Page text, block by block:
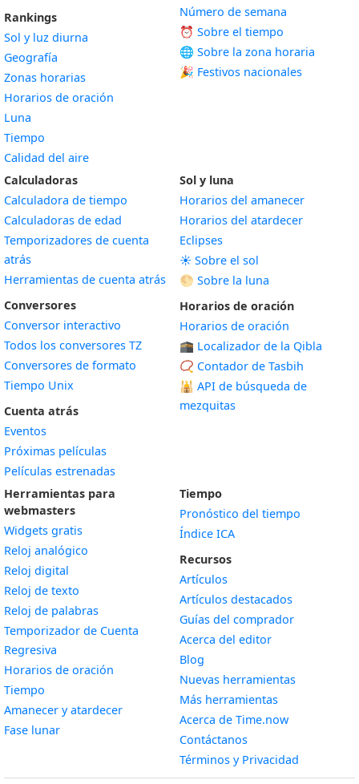
Rankings
Sol y luz diurna
Geografía
Zonas horarias
Horarios de oración
Luna
Tiempo
Calidad del aire
Número de semana
⏰ Sobre el tiempo
🌐 Sobre la zona horaria
🎉 Festivos nacionales
Calculadoras
Calculadora de tiempo
Calculadoras de edad
Temporizadores de cuenta
atrás
Herramientas de cuenta atrás
Conversores
Conversor interactivo
Todos los conversores TZ
Conversores de formato
Tiempo Unix
Cuenta atrás
Eventos
Próximas películas
Películas estrenadas
Sol y luna
Horarios del amanecer
Horarios del atardecer
Eclipses
☀️ Sobre el sol
🌕 Sobre la luna
Horarios de oración
Horarios de oración
🕋 Localizador de la Qibla
📿 Contador de Tasbih
🕌 API de búsqueda de
mezquitas
Herramientas para
webmasters
Widgets gratis
Reloj analógico
Reloj digital
Reloj de texto
Reloj de palabras
Temporizador de Cuenta
Regresiva
Horarios de oración
Tiempo
Amanecer y atardecerWidget
Fase lunarWidget
Tiempo
Pronóstico del tiempo
Índice ICA
Recursos
Artículos
Artículos destacados
Guías del comprador
Acerca del editor
Blog
Nuevas herramientas
Más herramientas
Acerca de Time.now
Contáctanos
Términos y Privacidad